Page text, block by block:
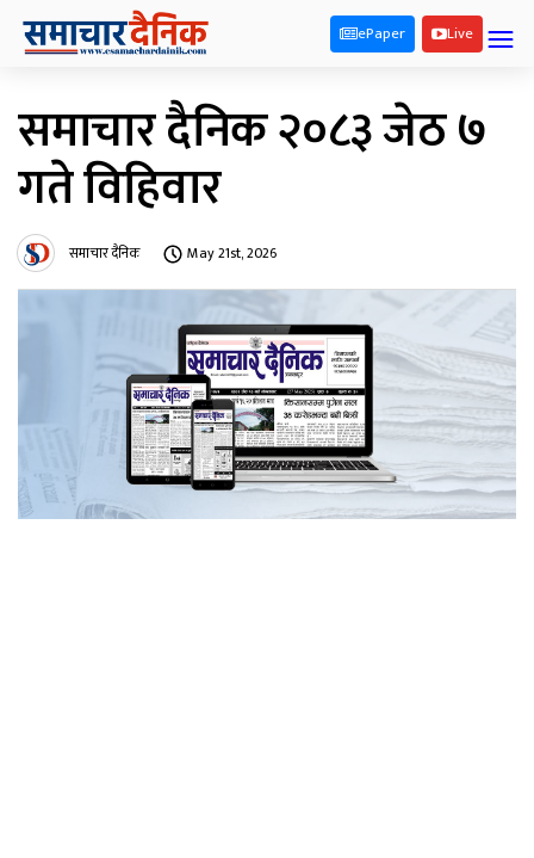
ePaper Live
समाचार दैनिक २०८३ जेठ ७
गते विहिवार
समाचार दैनिक May 21st, 2026